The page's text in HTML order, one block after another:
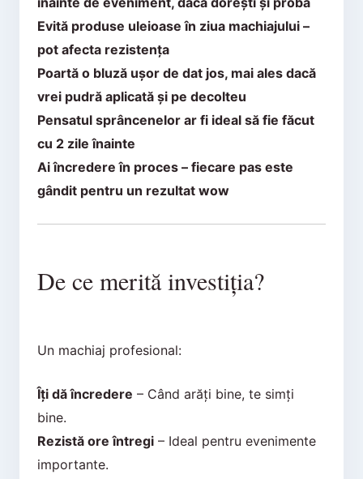
Evită produse uleioase în ziua machiajului –
pot afecta rezistența
Poartă o bluză ușor de dat jos, mai ales dacă
vrei pudră aplicată și pe decolteu
Pensatul sprâncenelor ar fi ideal să fie făcut
cu 2 zile înainte
Ai încredere în proces – fiecare pas este
gândit pentru un rezultat wow
De ce merită investiția?
Un machiaj profesional:
Îți dă încredere – Când arăți bine, te simți
bine.
Rezistă ore întregi– Ideal pentru evenimente
importante.